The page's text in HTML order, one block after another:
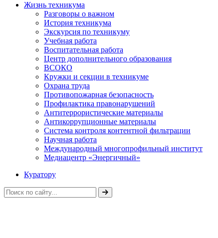
Жизнь техникума
Разговоры о важном
История техникума
Экскурсия по техникуму
Учебная работа
Воспитательная работа
Центр дополнительного образования
ВСОКО
Кружки и секции в техникуме
Охрана труда
Противопожарная безопасность
Профилактика правонарушений
Антитеррористические материалы
Антикоррупционные материалы
Система контроля контентной фильтрации
Научная работа
Международный многопрофильный институт
Медиацентр «Энергичный»
Куратору